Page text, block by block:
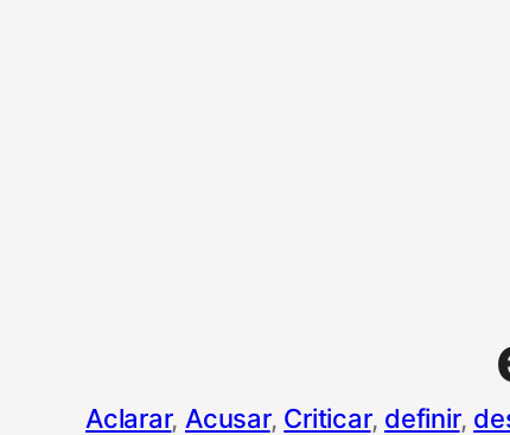
Aclarar, Acusar, Criticar, definir,